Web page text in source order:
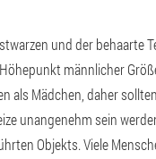
und der behaarte
männlicher
als Mädchen, daher
unangenehm sein
Objekts. Viele